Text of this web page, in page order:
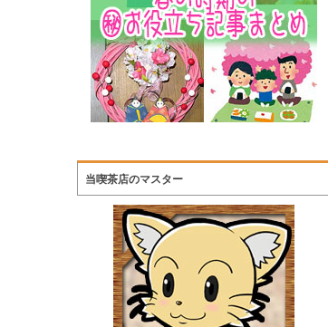
当喫茶店のマスター